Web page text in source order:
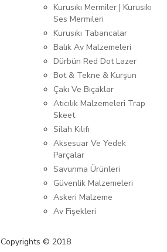
Kurusıkı Mermiler | Kurusıkı
Ses Mermileri
Kurusıkı Tabancalar
Balık Av Malzemeleri
Dürbün Red Dot Lazer
Bot & Tekne & Kurşun
Çakı Ve Bıçaklar
Atıcılık Malzemeleri Trap
Skeet
Silah Kılıfı
Aksesuar Ve Yedek
Parçalar
Savunma Ürünleri
Güvenlik Malzemeleri
Askeri Malzeme
Av Fişekleri
Copyrights © 2018